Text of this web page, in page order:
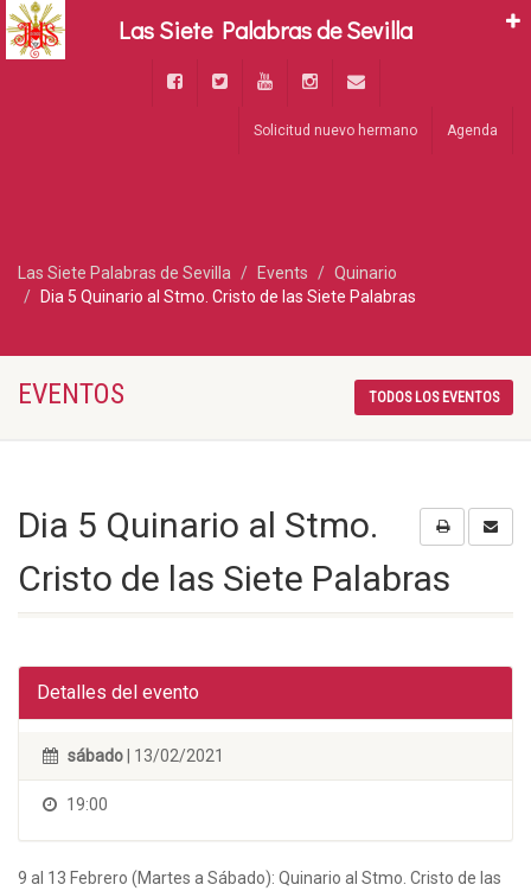
Solicitud nuevo hermano Agenda
Las Siete Palabras de Sevilla Events
Quinario
Dia 5 Quinario al Stmo. Cristo de las Siete Palabras
EVENTOS TODOS LOS EVENTOS
Dia 5 Quinario al Stmo.
Cristo de las Siete Palabras
Detalles del evento
sábado | 13/02/2021
19:00
9 al 13 Febrero (Martes a Sábado): Quinario al Stmo. Cristo de las
Las Siete Palabras de Sevilla